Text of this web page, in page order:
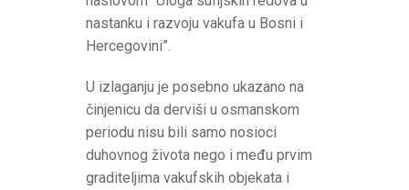
nastanku i razvoju vakufa u Bosni i
Hercegovini”.
U izlaganju je posebno ukazano na
činjenicu da derviši u osmanskom
periodu nisu bili samo nosioci
duhovnog života nego i među prvim
graditeljima vakufskih objekata i